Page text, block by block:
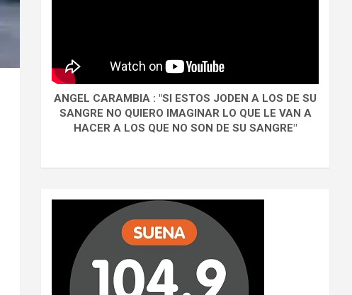
ANGEL CARAMBIA : "SI ESTOS JODEN A LOS DE SU
SANGRE NO QUIERO IMAGINAR LO QUE LE VAN A
HACER A LOS QUE NO SON DE SU SANGRE"